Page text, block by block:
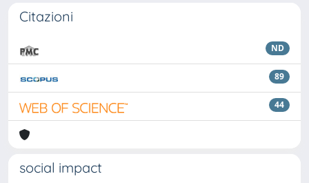
Citazioni
ND
89
44
social impact